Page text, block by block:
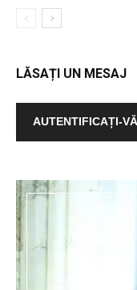
LĂSAȚI UN MESAJ
AUTENTIFICAȚI-